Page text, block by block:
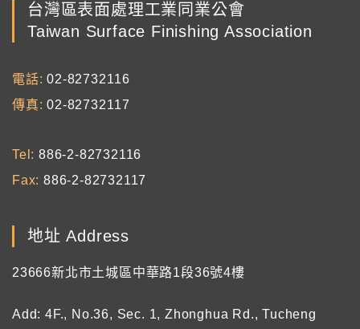
台灣區表面處理工業同業公會
Taiwan Surface Finishing Association
電話
02-82732116
傳真
02-82732117
Tel
886-2-82732116
Fax 886-2-82732117
地址 Address
23666新北市土城區中華路1段36號4樓
Add: 4F., No.36, Sec. 1, Zhonghua Rd., Tucheng